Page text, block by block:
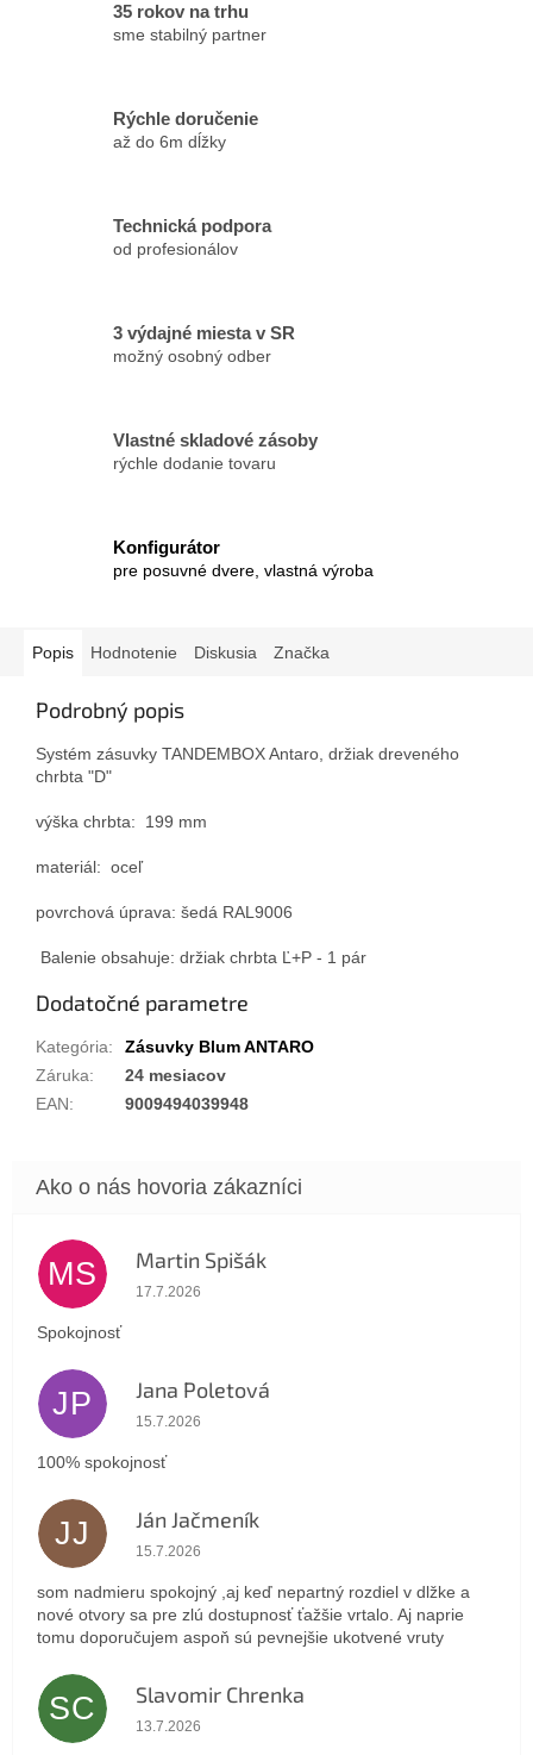
35 rokov na trhu
sme stabilný partner
Rýchle doručenie
až do 6m dĺžky
Technická podpora
od profesionálov
3 výdajné miesta v SR
možný osobný odber
Vlastné skladové zásoby
rýchle dodanie tovaru
Konfigurátor
pre posuvné dvere, vlastná výroba
Popis Hodnotenie Diskusia Značka
Podrobný popis
Systém zásuvky TANDEMBOX Antaro, držiak dreveného
chrbta "D"
výška chrbta: 199 mm
materiál: oceľ
povrchová úprava: šedá RAL9006
Balenie obsahuje: držiak chrbta Ľ+P - 1 pár
Dodatočné parametre
Kategória:
Zásuvky Blum ANTARO
Záruka:
24 mesiacov
EAN: 9009494039948
MS Martin Spišák
Hodnotenie obchodu je 5 z 5 hviezdičiek.
17.7.2026
Spokojnosť
JP Jana Poletová
Hodnotenie obchodu je 5 z 5 hviezdičiek.
15.7.2026
100% spokojnosť
JJ Ján Jačmeník
Hodnotenie obchodu je 5 z 5 hviezdičiek.
15.7.2026
som nadmieru spokojný ,aj keď nepartný rozdiel v dlžke a
nové otvory sa pre zlú dostupnosť ťažšie vrtalo. Aj naprie
tomu doporučujem aspoň sú pevnejšie ukotvené vruty
SC Slavomir Chrenka
Hodnotenie obchodu je 5 z 5 hviezdičiek.
13.7.2026